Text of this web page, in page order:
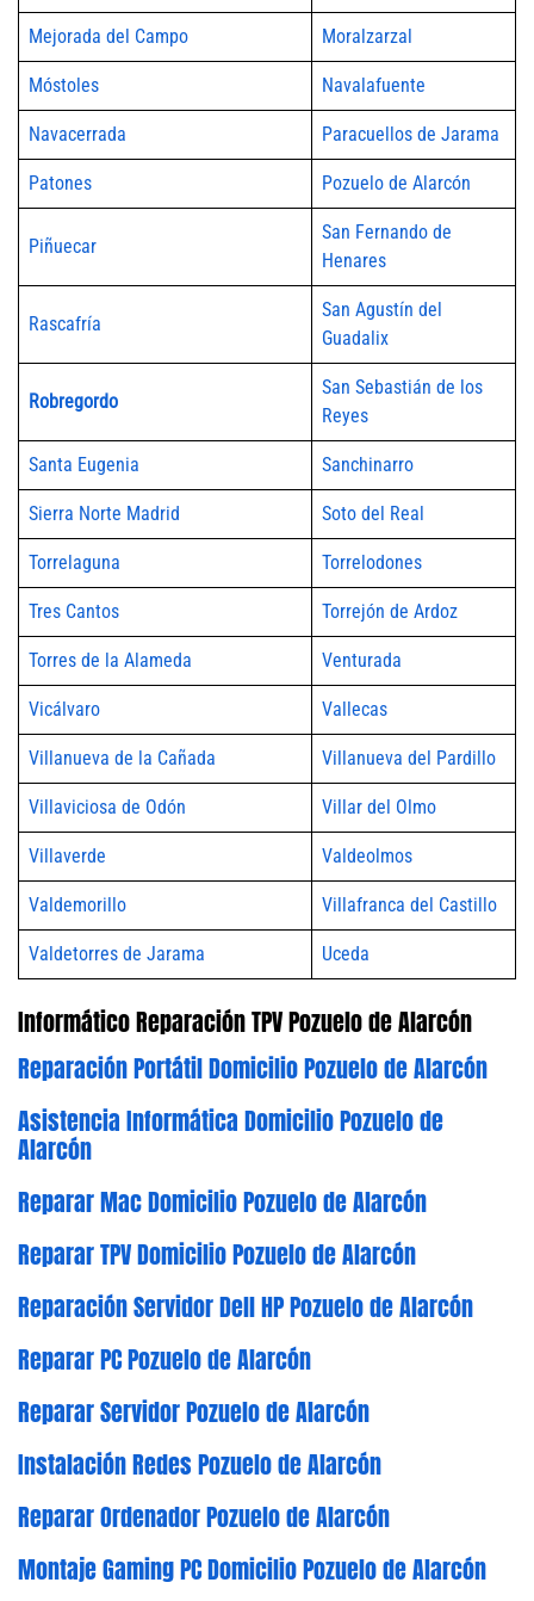
Mejorada del Campo Moralzarzal
Móstoles Navalafuente
Navacerrada Paracuellos de Jarama
Patones Pozuelo de Alarcón
Piñuecar
San Fernando de
Henares
Rascafría
San Agustín del
Guadalix
Robregordo
San Sebastián de los
Reyes
Santa Eugenia Sanchinarro
Sierra Norte Madrid Soto del Real
Torrelaguna Torrelodones
Tres Cantos Torrejón de Ardoz
Torres de la Alameda Venturada
Vicálvaro Vallecas
Villanueva de la Cañada Villanueva del Pardillo
Villaviciosa de Odón Villar del Olmo
Villaverde Valdeolmos
Valdemorillo Villafranca del Castillo
Valdetorres de Jarama Uceda
Informático Reparación TPV Pozuelo de Alarcón
Reparación Portátil Domicilio Pozuelo de Alarcón
Asistencia Informática Domicilio Pozuelo de
Alarcón
Reparar Mac Domicilio Pozuelo de Alarcón
Reparar TPV Domicilio Pozuelo de Alarcón
Reparación Servidor Dell HP Pozuelo de Alarcón
Reparar PC Pozuelo de Alarcón
Reparar Servidor Pozuelo de Alarcón
Instalación Redes Pozuelo de Alarcón
Reparar Ordenador Pozuelo de Alarcón
Montaje Gaming PC Domicilio Pozuelo de Alarcón